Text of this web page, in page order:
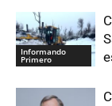
Informando
Primero